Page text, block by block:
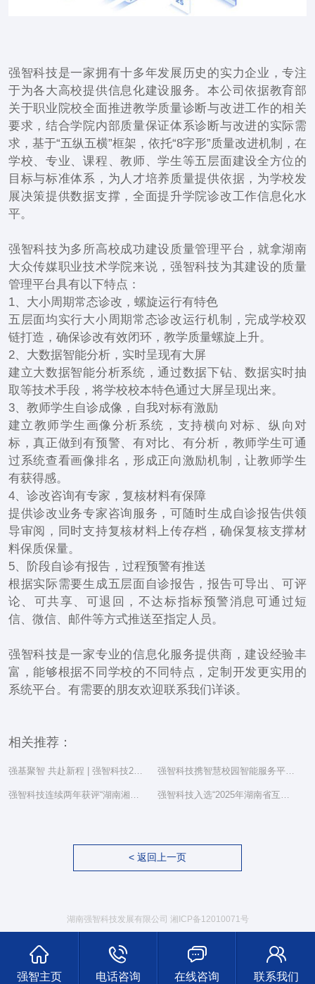
强智科技是一家拥有十多年发展历史的实力企业，专注
于为各大高校提供信息化建设服务。本公司依据教育部
关于职业院校全面推进教学质量诊断与改进工作的相关
要求，结合学院内部质量保证体系诊断与改进的实际需
求，基于“五纵五横”框架，依托“8字形”质量改进机制，在
学校、专业、课程、教师、学生等五层面建设全方位的
目标与标准体系，为人才培养质量提供依据，为学校发
展决策提供数据支撑，全面提升学院诊改工作信息化水
平。
强智科技为多所高校成功建设质量管理平台，就拿湖南
大众传媒职业技术学院来说，强智科技为其建设的质量
管理平台具有以下特点：
1、大小周期常态诊改，螺旋运行有特色
五层面均实行大小周期常态诊改运行机制，完成学校双
链打造，确保诊改有效闭环，教学质量螺旋上升。
2、大数据智能分析，实时呈现有大屏
建立大数据智能分析系统，通过数据下钻、数据实时抽
取等技术手段，将学校校本特色通过大屏呈现出来。
3、教师学生自诊成像，自我对标有激励
建立教师学生画像分析系统，支持横向对标、纵向对
标，真正做到有预警、有对比、有分析，教师学生可通
过系统查看画像排名，形成正向激励机制，让教师学生
有获得感。
4、诊改咨询有专家，复核材料有保障
提供诊改业务专家咨询服务，可随时生成自诊报告供领
导审阅，同时支持复核材料上传存档，确保复核支撑材
料保质保量。
5、阶段自诊有报告，过程预警有推送
根据实际需要生成五层面自诊报告，报告可导出、可评
论、可共享、可退回，不达标指标预警消息可通过短
信、微信、邮件等方式推送至指定人员。
强智科技是一家专业的信息化服务提供商，建设经验丰
富，能够根据不同学校的不同特点，定制开发更实用的
系统平台。有需要的朋友欢迎联系我们详谈。
相关推荐：
强基聚智 共赴新程 | 强智科技2025年度总结表彰大会隆重举行
< 返回上一页
湖南强智科技发展有限公司 湘ICP备12010071号
强智主页 电话咨询 在线咨询 联系我们